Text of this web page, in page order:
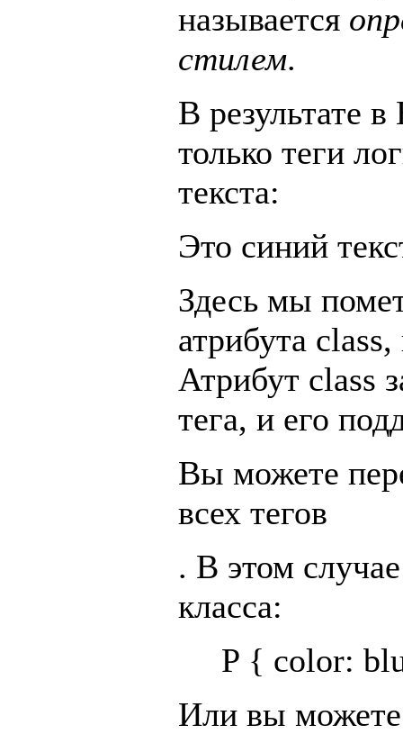
называется
стилем.
В результате
только теги
текста:
Это синий
Здесь мы
атрибута
Атрибут class
тега, и его
Вы можете
всех тегов
. В этом
класса:
P { color:
Или вы можете